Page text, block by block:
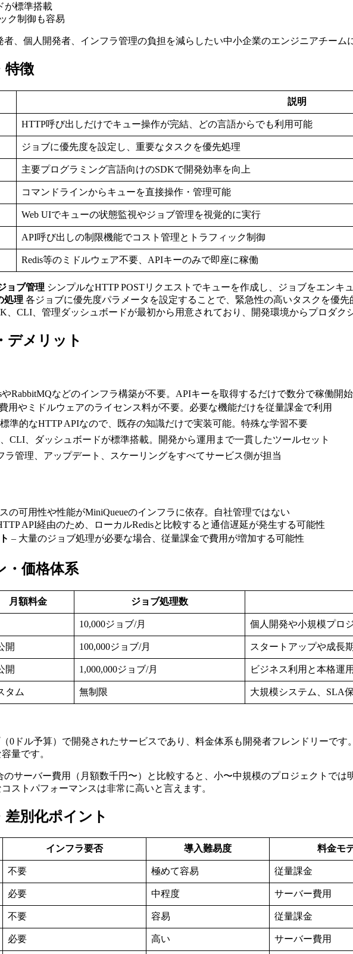
が標準搭載
ク制御も容易
者、個人開発者、インフラ管理の負担を減らしたい中小企業のエンジニアチーム
特徴
説明
HTTP呼び出しだけでキュー操作が完結、どの言語からでも利用可能
ジョブに優先度を設定し、重要なタスクを優先処理
主要プログラミング言語向けのSDKで開発効率を向上
コマンドラインからキューを直接操作・管理可能
Web UIでキューの状態監視やジョブ管理を視覚的に実行
API呼び出しの制限機能でコスト管理とトラフィック制御
Redis等のミドルウェア不要、APIキーのみで即座に稼働
ョブ管理 シンプルなHTTP POSTリクエストでキューを作成し、ジョブをエン
処理 各ジョブに優先度パラメータを設定することで、緊急性の高いタスクを優
、CLI、管理ダッシュボードが最初から用意されており、開発環境からプロダク
デメリット
やRabbitMQなどのインフラ構築が不要。APIキーを取得するだけで数分で稼働開始
用やミドルウェアのライセンス料が不要。必要な機能だけを従量課金で利用
準的なHTTP APIなので、既存の知識だけで実装可能。特殊な学習不要
CLI、ダッシュボードが標準搭載。開発から運用まで一貫したツールセット
ラ管理、アップデート、スケーリングをすべてサービス側が担当
の可用性や性能がMiniQueueのインフラに依存。自社管理ではない
API経由のため、ローカルRedisと比較すると通信遅延が発生する可能性
– 大量のジョブ処理が必要な場合、従量課金で費用が増加する可能性
・価格体系
月額料金 ジョブ処理数
10,000ジョブ/月 個人開発や小規模プロ
開 100,000ジョブ/月 スタートアップや成長
開 1,000,000ジョブ/月 ビジネス利用と本格運
タム 無制限 大規模システム、SLA
0ドル予算）で開発されたサービスであり、料金体系も開発者フレンドリーで
量です。
のサーバー費用（月額数千円〜）と比較すると、小〜中規模のプロジェクトで
ストパフォーマンスは非常に高いと言えます。
別化ポイント
インフラ要否 導入難易度 料金モ
不要 極めて容易 従量課金
必要 中程度 サーバー費用
不要 容易 従量課金
必要 高い サーバー費用